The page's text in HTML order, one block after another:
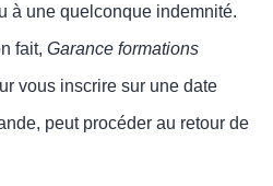
à une quelconque indemnité.
fait, Garance formations
vous inscrire sur une date
peut procéder au retour de